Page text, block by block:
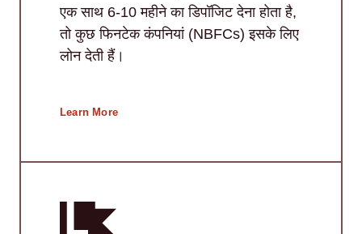
एक साथ 6-10 महीने का डिपॉजिट देना होता है,
तो कुछ फिनटेक कंपनियां (NBFCs) इसके लिए
लोन देती हैं।
Learn More